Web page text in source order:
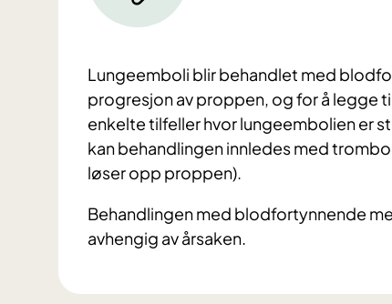
Lungeemboli blir behandlet med
progresjon av proppen, og for å legge
enkelte tilfeller hvor lungeembolien er
kan behandlingen innledes med
løser opp proppen).
Behandlingen med blodfortynnende
avhengig av årsaken.